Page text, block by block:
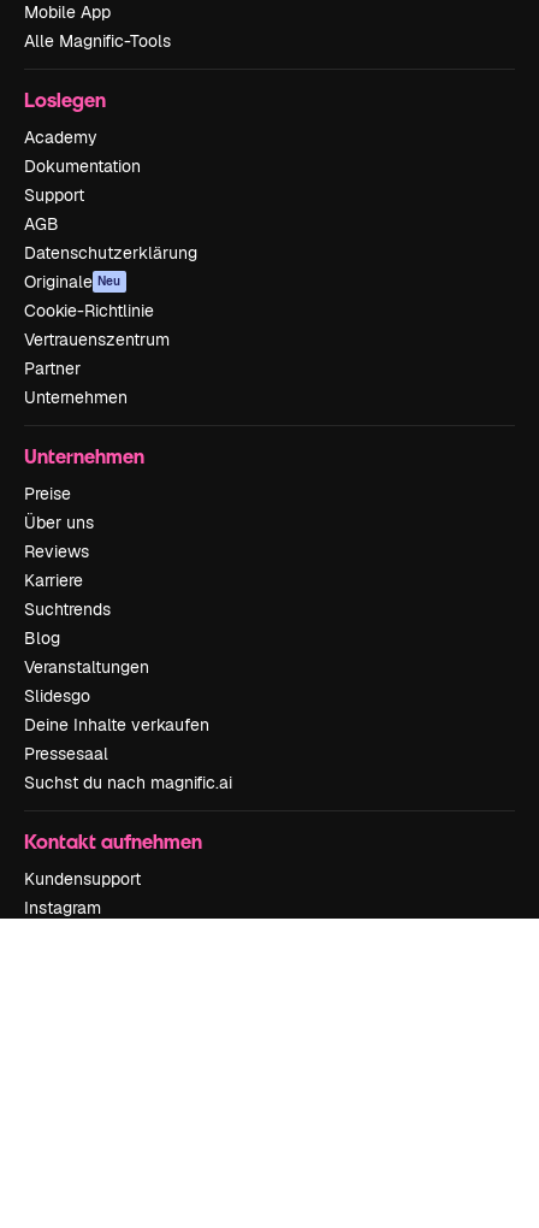
Mobile App
Alle Magnific-Tools
Loslegen
Academy
Dokumentation
Support
AGB
Datenschutzerklärung
Originale Neu
Cookie-Richtlinie
Vertrauenszentrum
Partner
Unternehmen
Unternehmen
Preise
Über uns
Reviews
Karriere
Suchtrends
Blog
Veranstaltungen
Slidesgo
Deine Inhalte verkaufen
Pressesaal
Suchst du nach magnific.ai
Kontakt aufnehmen
Kundensupport
Instagram